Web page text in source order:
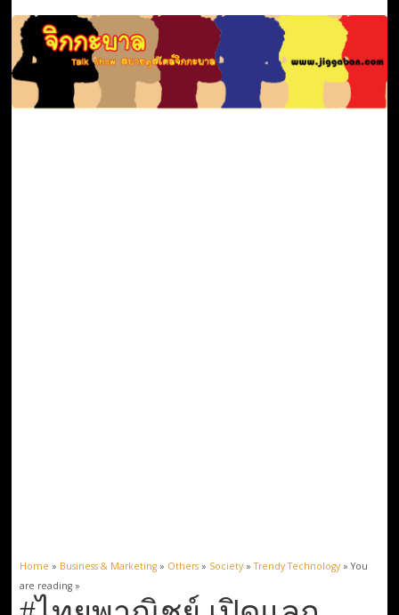
Home » Business & Marketing» Others» Society»Trendy Technology» You
are reading »